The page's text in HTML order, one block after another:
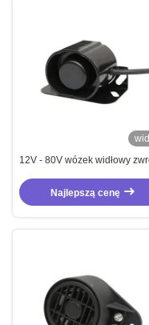
12V - 80V wózek widłowy
ciężarówki
Najlepszą cenę